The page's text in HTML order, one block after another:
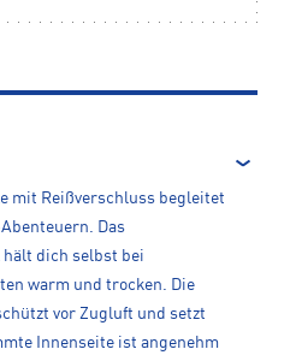
mit Reißverschluss begleitet
Das
dich selbst bei
warm und trocken. Die
vor Zugluft und setzt
Innenseite ist angenehm